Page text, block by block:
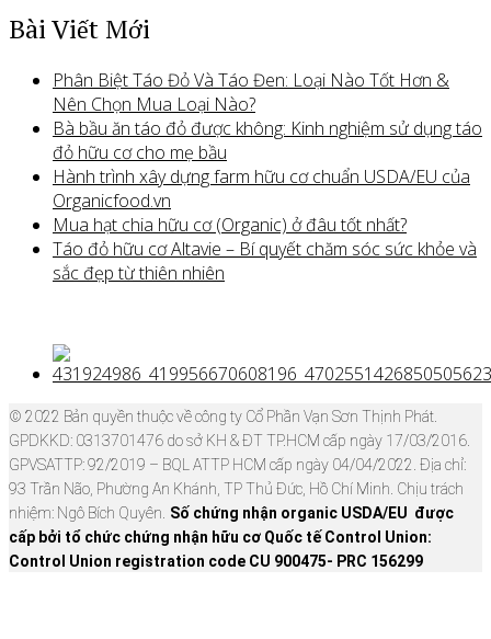
Bài Viết Mới
Phân Biệt Táo Đỏ Và Táo Đen: Loại Nào Tốt Hơn &
Nên Chọn Mua Loại Nào?
Bà bầu ăn táo đỏ được không: Kinh nghiệm sử dụng táo
đỏ hữu cơ cho mẹ bầu
Hành trình xây dựng farm hữu cơ chuẩn USDA/EU của
Organicfood.vn
Mua hạt chia hữu cơ (Organic) ở đâu tốt nhất?
Táo đỏ hữu cơ Altavie – Bí quyết chăm sóc sức khỏe và
sắc đẹp từ thiên nhiên
© 2022 Bản quyền thuộc về công ty Cổ Phần Vạn Sơn Thịnh Phát.
GPDKKD: 0313701476 do sở KH & ĐT TP.HCM cấp ngày 17/03/2016.
GPVSATTP: 92/2019 – BQL ATTP HCM cấp ngày 04/04/2022. Địa chỉ:
93 Trần Não, Phường An Khánh, TP Thủ Đức, Hồ Chí Minh. Chịu trách
nhiệm: Ngô Bích Quyên. Số chứng nhận organic USDA/EU được
cấp bởi tổ chức chứng nhận hữu cơ Quốc tế Control Union:
Control Union registration code CU 900475- PRC 156299